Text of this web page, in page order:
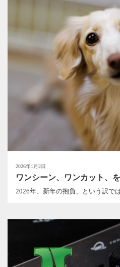
2026年1月2日
ワンシーン、ワンカット、
2026年、新年の抱負、という訳で